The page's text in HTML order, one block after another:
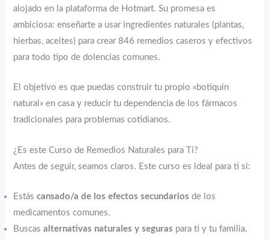
alojado en la plataforma de Hotmart. Su promesa es
ambiciosa: enseñarte a usar ingredientes naturales (plantas,
hierbas, aceites) para crear 846 remedios caseros y efectivos
para todo tipo de dolencias comunes.
El objetivo es que puedas construir tu propio «botiquín
natural» en casa y reducir tu dependencia de los fármacos
tradicionales para problemas cotidianos.
¿Es este Curso de Remedios Naturales para Ti?
Antes de seguir, seamos claros. Este curso es ideal para ti si:
Estáscansado/a de los efectos secundarios de los
medicamentos comunes.
Buscasalternativas naturales y seguras para ti y tu familia.